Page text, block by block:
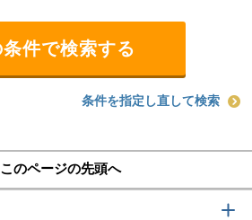
条件を指定し直して検索
このページの先頭へ